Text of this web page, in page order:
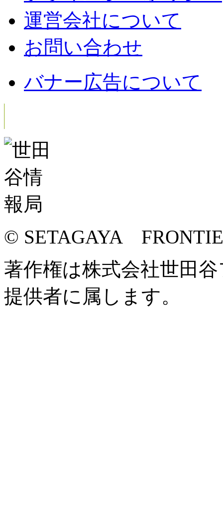
運営会社について
お問い合わせ
バナー広告について
© SETAGAYA
著作権は株式会社世田
提供者に属します。